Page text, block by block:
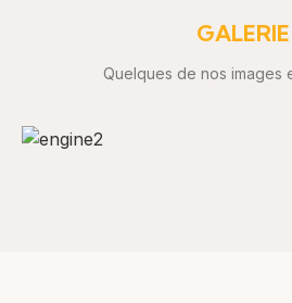
GALERIE
Quelques de nos images